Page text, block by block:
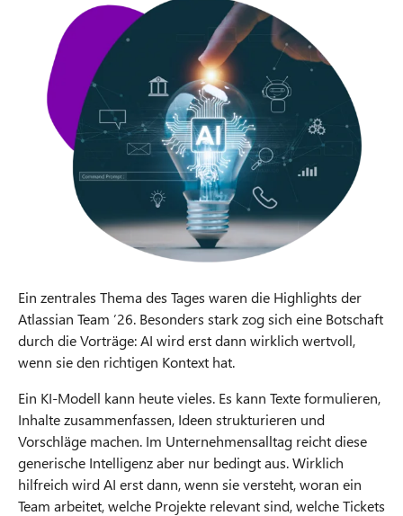
Ein zentrales Thema des Tages waren die Highlights der
Atlassian Team ’26. Besonders stark zog sich eine Botschaft
durch die Vorträge: AI wird erst dann wirklich wertvoll,
wenn sie den richtigen Kontext hat.
Ein KI-Modell kann heute vieles. Es kann Texte formulieren,
Inhalte zusammenfassen, Ideen strukturieren und
Vorschläge machen. Im Unternehmensalltag reicht diese
generische Intelligenz aber nur bedingt aus. Wirklich
hilfreich wird AI erst dann, wenn sie versteht, woran ein
Team arbeitet, welche Projekte relevant sind, welche Tickets